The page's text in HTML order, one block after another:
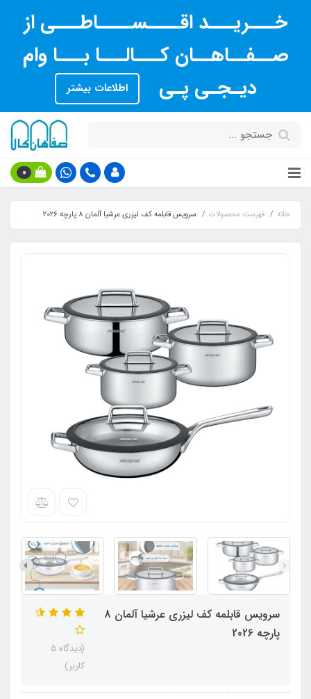
خـــریـــد اقــــســــاطـــی از
صــفــاهــان کـــالـــا بـــا وام
دیـجـی پـی
اطلاعات بیشتر
0
خانه فهرست محصولات سرویس قابلمه کف لیزری عرشیا آلمان 8 پارچه 2026
سرویس قابلمه کف لیزری عرشیا آلمان 8
پارچه 2026
(دیدگاه 5
کاربر)